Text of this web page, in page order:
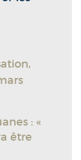
: «
être